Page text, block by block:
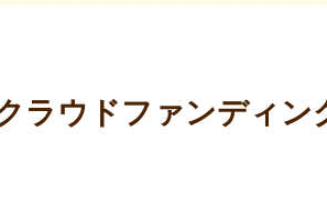
ラウドファンディ